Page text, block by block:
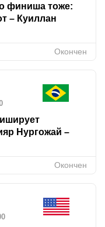
финиша тоже:
– Куиллан
Окончен
Нургожай –
Окончен